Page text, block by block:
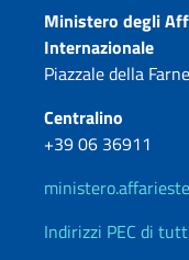
Contatti
Ministero degli
Internazionale
Piazzale della
Centralino
+39 06 36911
Indirizzi PEC di